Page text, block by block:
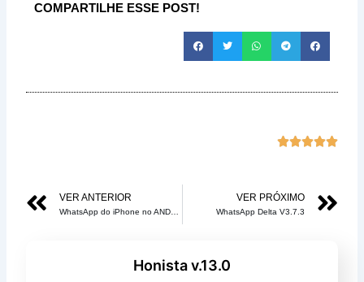
COMPARTILHE ESSE POST!

Anterior
VER ANTERIOR VER PRÓXIMO
WhatsApp Delta V3.7.3
Honista v.13.0